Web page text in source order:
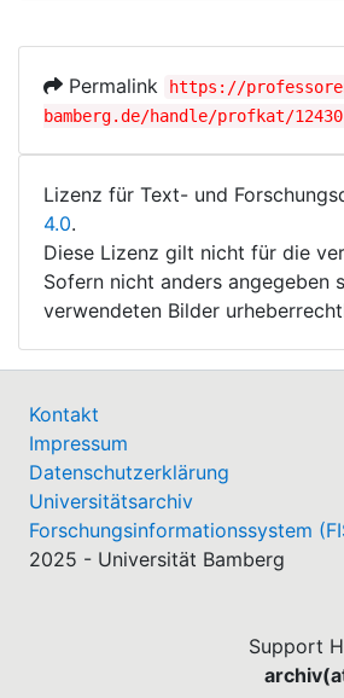
Permalink
https://
bamberg.de/handle/profkat/12430
Lizenz für Text- und
4.0.
Diese Lizenz gilt nicht für die
Sofern nicht anders angegeben
verwendeten Bilder
Kontakt
Impressum
Datenschutzerklärung
Universitätsarchiv
Forschungsinformationssystem
2025 - Universität Bamberg
Support